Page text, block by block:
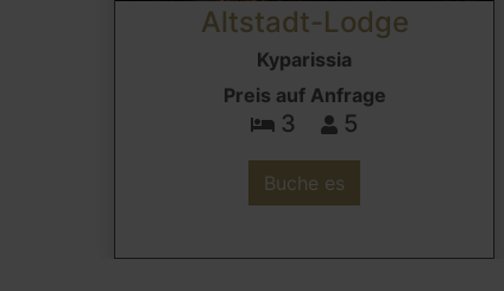
Altstadt-Lodge
Kyparissia
Preis auf Anfrage
3 5
Buche es